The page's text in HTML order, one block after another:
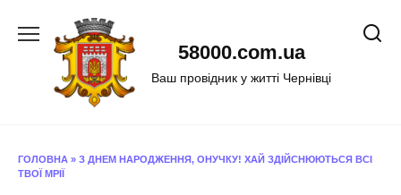
58000.com.ua
Ваш провідник у житті Чернівці
ГОЛОВНА » З ДНЕМ НАРОДЖЕННЯ, ОНУЧКУ! ХАЙ ЗДІЙСНЮЮТЬСЯ ВСІ
ТВОЇ МРІЇ